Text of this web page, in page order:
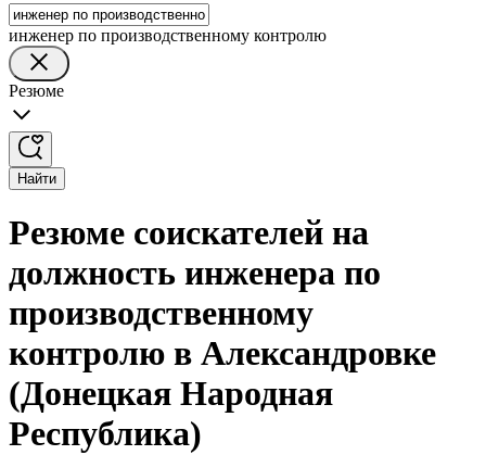
инженер по производственному контролю
Резюме
Найти
Резюме соискателей на
должность инженера по
производственному
контролю в Александровке
(Донецкая Народная
Республика)